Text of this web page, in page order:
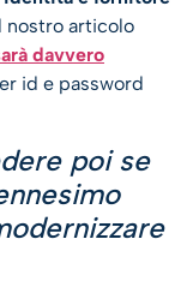
nostro articolo
davvero
id e password
poi se